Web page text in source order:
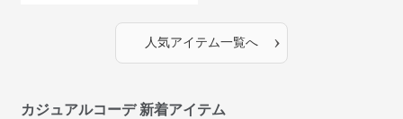
人気アイテム一覧へ ›
カジュアルコーデ 新着アイテム